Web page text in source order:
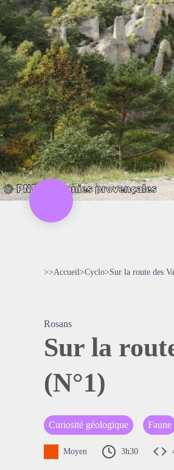
>>Accueil>Cyclo>Sur la route des
Rosans
Sur la
(N°1)
Curiosité géologique Faune
Moyen 3h30